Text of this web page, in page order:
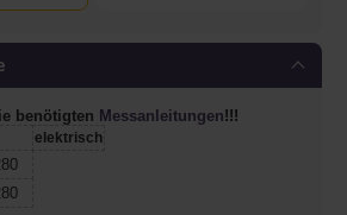
benötigten Messanleitungen!!!
elektrisch